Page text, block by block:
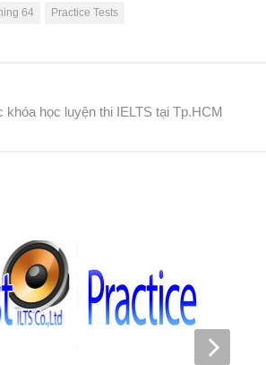
64 Practice Tests
học luyện thi IELTS tại Tp.HCM